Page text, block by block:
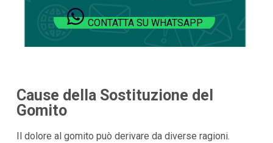
CONTATTA SU WHATSAPP
Cause della Sostituzione del
Gomito
Il dolore al gomito può derivare da diverse ragioni.